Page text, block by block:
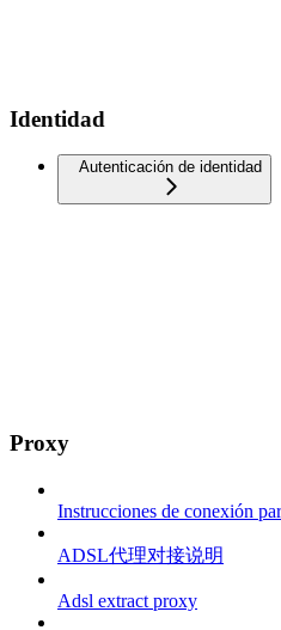
Identidad
Autenticación de identidad
Proxy
Instrucciones de conexión
ADSL代理对接说明
Adsl extract proxy